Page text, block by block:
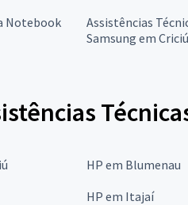
Notebook
Assistências
Samsung em
HP em Blumenau
HP em Itajaí